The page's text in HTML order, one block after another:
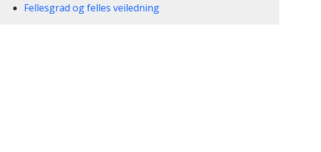
Fellesgrad og felles veiledning